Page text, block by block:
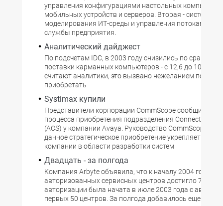
управления конфигурациями настольных
мобильных устройств и серверов. Вторая - систему
моделирования ИТ-среды и управления потоками
службы предприятия.
Аналитический дайджест
По подсчетам IDC, в 2003 году снизились по
поставки карманных компьютеров - с 12,6 до 10,4
считают аналитики, это вызвано нежеланием
приобретать
Systimax купили
Представители корпорации CommScope сообщили о
процесса приобретения подразделения Сonnectivity
(ACS) у компании Avaya. Руководство CommScopе
данное стратегическое приобретение укрепляет
компании в области разработки систем
Двадцать - за полгода
Компания Arbyte объявила, что к началу 2004 года
авторизованных сервисных центров достигло 70.
авторизации была начата в июле 2003 года с
первых 50 центров. За полгода добавилось еще 20